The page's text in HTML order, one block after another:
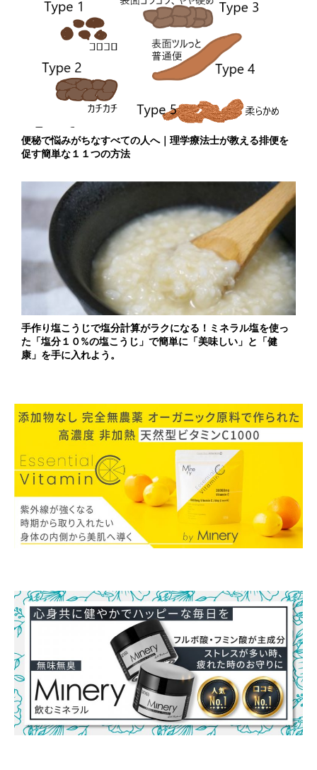
便秘で悩みがちなすべての人へ｜理学療法士が教える排便を
促す簡単な１１つの方法
手作り塩こうじで塩分計算がラクになる！ミネラル塩を使っ
た「塩分１０%の塩こうじ」で簡単に「美味しい」と「健
康」を手に入れよう。